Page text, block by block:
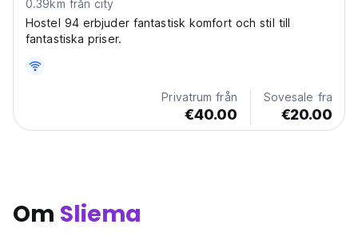
0.39km från city
Hostel 94 erbjuder fantastisk komfort och stil till
fantastiska priser.
Privatrum från
€40.00
Sovesale fra
€20.00
Om Sliema